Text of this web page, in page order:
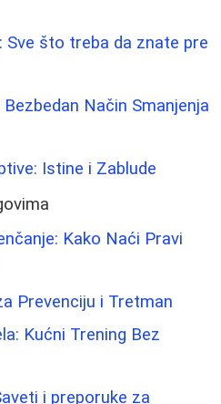
Sve što treba da znate pre
Način Smanjenja
Istine i Zablude
Kako Naći Pravi
Prevenciju i Tretman
Kućni Trening Bez
i preporuke za